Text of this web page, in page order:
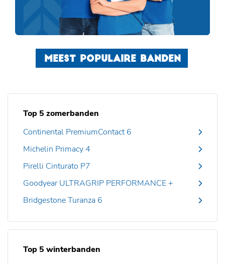
MEEST POPULAIRE BANDEN
Top 5 zomerbanden
Continental PremiumContact 6
Michelin Primacy 4
Pirelli Cinturato P7
Goodyear ULTRAGRIP PERFORMANCE +
Bridgestone Turanza 6
Top 5 winterbanden